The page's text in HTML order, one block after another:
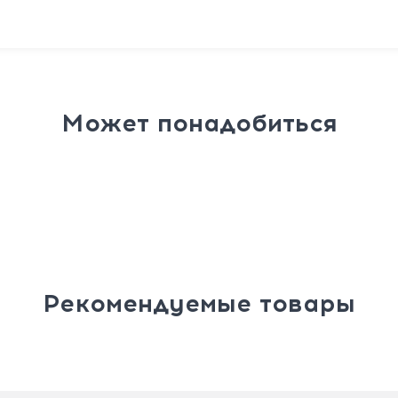
Может понадобиться
Рекомендуемые товары